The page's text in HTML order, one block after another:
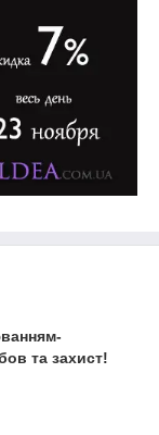
та захист!